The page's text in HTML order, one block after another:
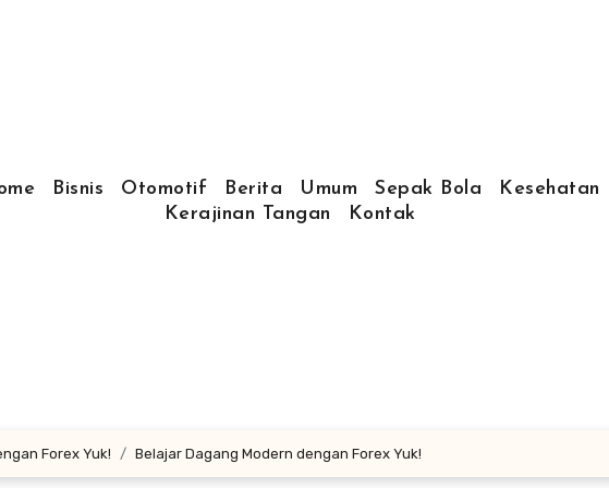
Bisnis Otomotif Berita Umum Sepak Bola
Kesehatan
Kerajinan Tangan
Kontak
Forex Yuk! Belajar Dagang Modern dengan Forex Yuk!